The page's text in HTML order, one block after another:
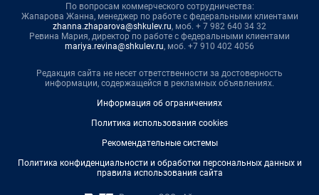
По вопросам коммерческого сотрудничества:
Жапарова Жанна, менеджер по работе с федеральными клиентами
zhanna.zhaparova@shkulev.ru, моб. + 7 982 640 34 32
Ревина Мария, директор по работе с федеральными клиентами
mariya.revina@shkulev.ru, моб. +7 910 402 4056
Редакция сайта не несет ответственности за достоверность
информации, содержащейся в рекламных объявлениях.
Информация об ограничениях
Политика использования cookies
Рекомендательные системы
Политика конфиденциальности и обработки персональных данных и
правила использования сайта